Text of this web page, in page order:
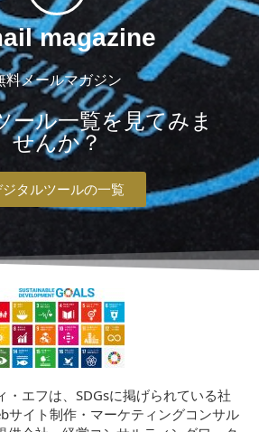
magazine
料メールマガジン
ール一覧を見てみま
せんか？
ジタルツールの一覧
エフは、SDGsに掲げられている社
サイト制作・マーケティングコンサル